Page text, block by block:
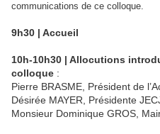
communications de ce colloque.
9h30 | Accueil
10h-10h30 | Allocutions
colloque :
Pierre BRASME, Président de
Désirée MAYER, Présidente
Monsieur Dominique GROS,